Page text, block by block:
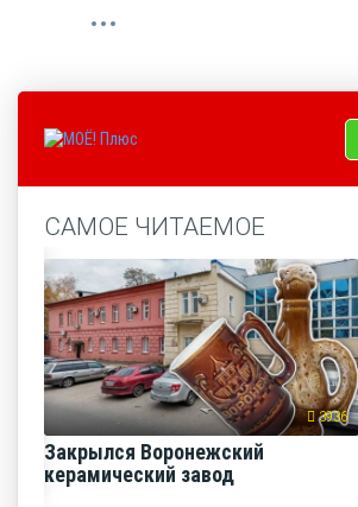
САМОЕ ЧИТАЕМОЕ
3936
Закрылся Воронежский
керамический завод